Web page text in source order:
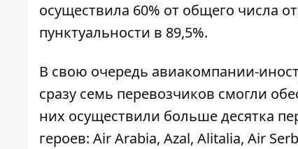
осуществила 60% от общего числа
пунктуальности в 89,5%.
В свою очередь авиакомпании-
сразу семь перевозчиков смогли
них осуществили больше десятка
героев: Air Arabia, Azal, Alitalia, Air